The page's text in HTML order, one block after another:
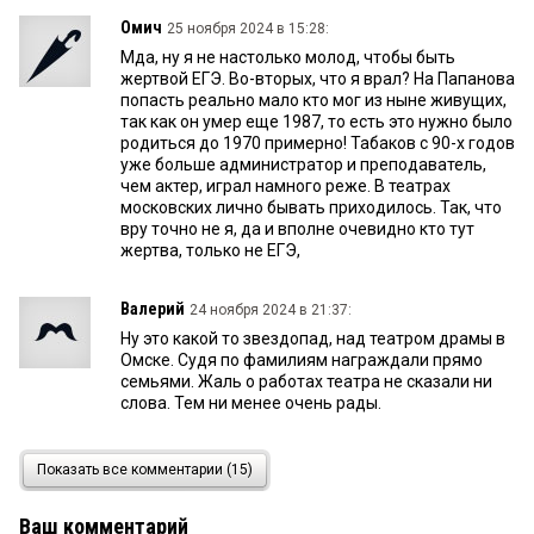
Омич 25 ноября 2024 в 15:28:
Мда, ну я не настолько молод, чтобы быть
жертвой ЕГЭ. Во-вторых, что я врал? На Папанова
попасть реально мало кто мог из ныне живущих,
так как он умер еще 1987, то есть это нужно было
родиться до 1970 примерно! Табаков с 90-х годов
уже больше администратор и преподаватель,
чем актер, играл намного реже. В театрах
московских лично бывать приходилось. Так, что
вру точно не я, да и вполне очевидно кто тут
жертва, только не ЕГЭ,
Валерий 24 ноября 2024 в 21:37:
Ну это какой то звездопад, над театром драмы в
Омске. Судя по фамилиям награждали прямо
семьями. Жаль о работах театра не сказали ни
слова. Тем ни менее очень рады.
113 22 ноября 2024 в 19:12:
Артисты Драмы заслужили этих наград. Они
известны омскому зрителю.Особенно рад за
Показать все комментарии (15)
Ваш комментарий